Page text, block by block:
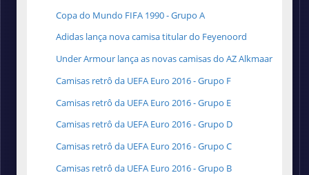
Copa do Mundo FIFA 1990 - Grupo A
Adidas lança nova camisa titular do Feyenoord
Under Armour lança as novas camisas do AZ Alkmaar
Camisas retrô da UEFA Euro 2016 - Grupo F
Camisas retrô da UEFA Euro 2016 - Grupo E
Camisas retrô da UEFA Euro 2016 - Grupo D
Camisas retrô da UEFA Euro 2016 - Grupo C
Camisas retrô da UEFA Euro 2016 - Grupo B